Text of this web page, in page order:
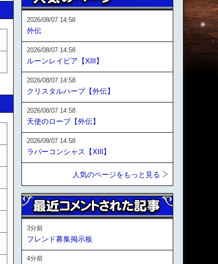
2026/08/07 14:58
外伝
2026/08/07 14:58
ルーンレイピア【XIII】
2026/08/07 14:58
クリスタルハープ【外伝】
2026/08/07 14:58
天使のローブ【外伝】
2026/08/07 14:58
ラバーコンシャス【XIII】
人気のページをもっと見る
3分前
フレンド募集掲示板
4分前